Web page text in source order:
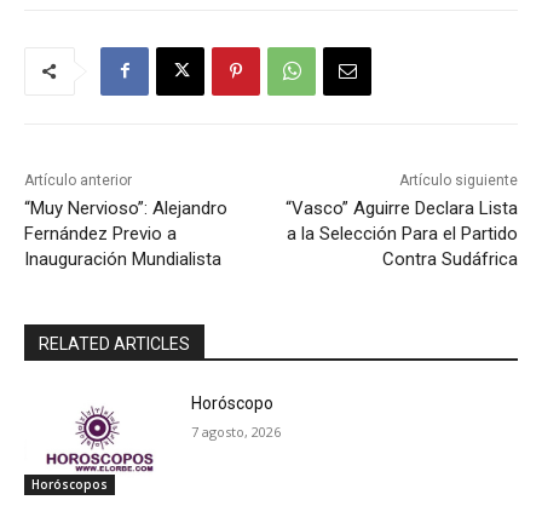
Artículo anterior
“Muy Nervioso”: Alejandro
Fernández Previo a
Inauguración Mundialista
Artículo siguiente
“Vasco” Aguirre Declara Lista
a la Selección Para el Partido
Contra Sudáfrica
RELATED ARTICLES
Horóscopos
Horóscopo
7 agosto, 2026